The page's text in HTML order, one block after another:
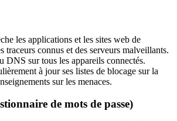
les applications et les sites web de
traceurs connus et des serveurs malveillants.
DNS sur tous les appareils connectés.
à jour ses listes de blocage sur la
sur les menaces.
de mots de passe)